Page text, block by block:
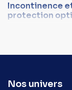
Incontinence
protection
Nos univers